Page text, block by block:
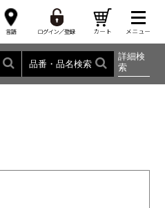
品番・品名検索
詳細検
索